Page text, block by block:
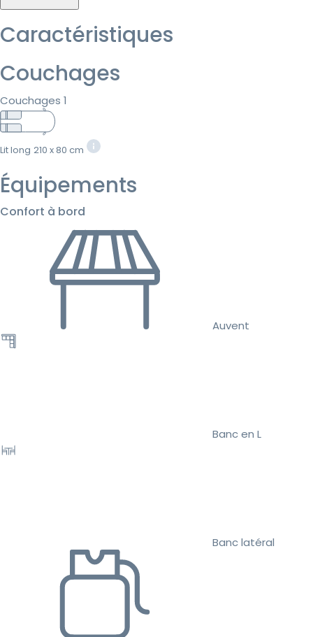
Caractéristiques
Couchages
Couchages 1
Lit long 210 x 80 cm
Équipements
Confort à bord
Auvent
Banc en L
Banc latéral